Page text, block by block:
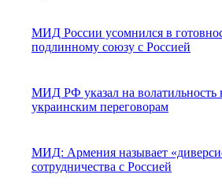
МИД России усомнился в
подлинному союзу с Россией
МИД РФ указал на
украинским переговорам
МИД: Армения называет
сотрудничества с Россией